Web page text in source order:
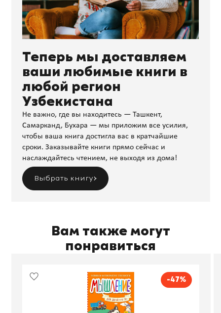
Теперь мы доставляем
ваши любимые книги в
любой регион
Узбекистана
Не важно, где вы находитесь — Ташкент,
Самарканд, Бухара — мы приложим все усилия,
чтобы ваша книга достигла вас в кратчайшие
сроки. Заказывайте книги прямо сейчас и
наслаждайтесь чтением, не выходя из дома!
Выбрать книгу
Вам также могут
понравиться
-47%